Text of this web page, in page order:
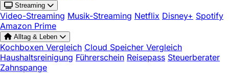
Streaming
Video-Streaming Musik-Streaming Netflix Disney+ Spotify
Amazon Prime
Alltag & Leben
Kochboxen Vergleich Cloud Speicher Vergleich
Haushaltsreinigung Führerschein Reisepass Steuerberater
Zahnspange